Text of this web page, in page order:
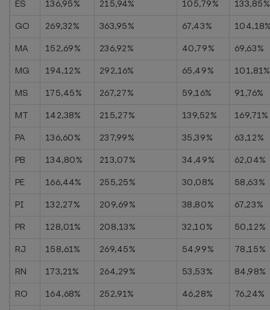
ES
136,95% 215,94% 105,79%
133,85%
GO
269,32% 363,95% 67,43%
MA
152,69% 236,92% 40,79%
69,63%
MG
194,12% 292,16% 65,49%
101,81%
MS
175,45% 267,27% 59,16%
91,76%
MT
142,38% 215,27% 139,52%
169,71%
PA
136,60% 237,99% 35,39%
63,12%
PB
134,80% 213,07% 34,49%
62,04%
PE
166,44% 255,25% 30,08%
58,63%
PI
132,27% 209,69% 38,80%
67,23%
PR
128,01% 208,13% 32,10%
50,12%
RJ
158,61% 269,45% 54,99%
78,15%
RN
173,21% 264,29% 53,53%
84,98%
RO
164,68% 252,91% 46,28%
76,24%